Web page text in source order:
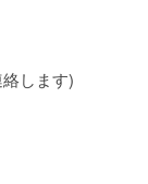
します)